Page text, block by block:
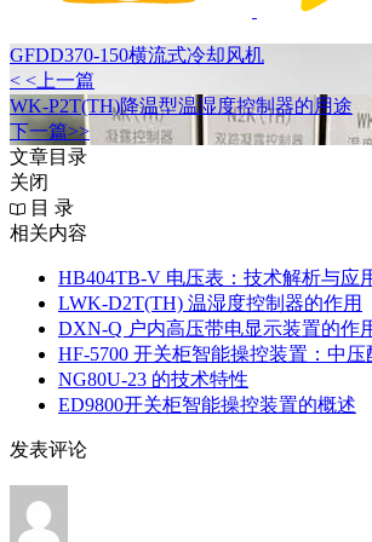
GFDD370-150横流式冷却风机
< <上一篇
WK-P2T(TH)降温型温湿度控制器的用途
下一篇>>
文章目录
关闭
目 录
相关内容
HB404TB-V 电压表：技术解析与应
LWK‑D2T(TH) 温湿度控制器的作用
DXN‑Q 户内高压带电显示装置的作
HF-5700 开关柜智能操控装置：中
NG80U-23 的技术特性
ED9800开关柜智能操控装置的概述
发表评论